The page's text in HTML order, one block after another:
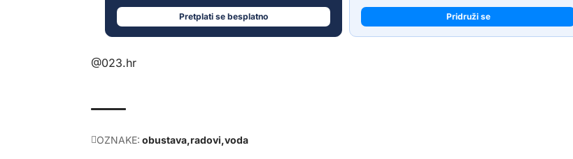
Pretplati se besplatno Pridruži se
@023.hr
OZNAKE: obustava radovi voda